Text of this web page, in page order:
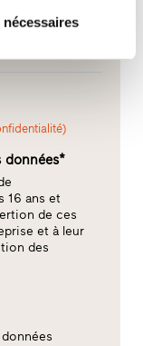
données*
16 ans et
de ces
et à leur
des